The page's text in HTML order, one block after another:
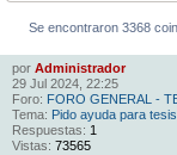
Se encontraron 3368
por Administrador
29 Jul 2024, 22:25
Foro: FORO GENERAL -
Tema: Pido ayuda para
Respuestas: 1
Vistas: 73565